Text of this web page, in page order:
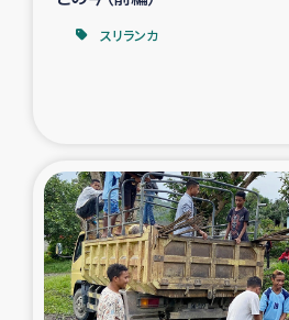
スリランカ